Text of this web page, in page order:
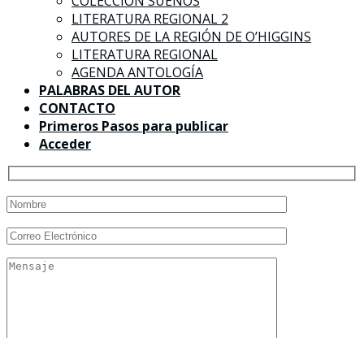
LITERATURA REGIONAL 2
AUTORES DE LA REGIÓN DE O’HIGGINS
LITERATURA REGIONAL
AGENDA ANTOLOGÍA
PALABRAS DEL AUTOR
CONTACTO
Primeros Pasos para publicar
Acceder